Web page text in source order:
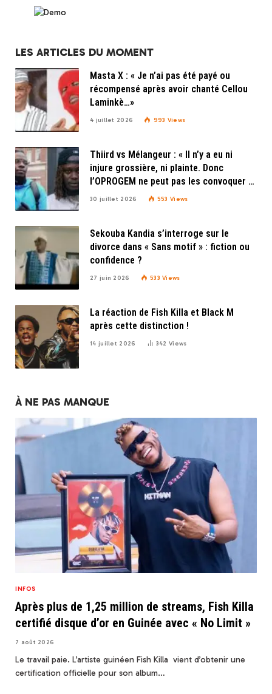
LES ARTICLES DU MOMENT
Masta X : « Je n’ai pas été payé ou
récompensé après avoir chanté Cellou
Laminkè…»
4 juillet 2026 993 Views
Thiird vs Mélangeur : « Il n’y a eu ni
injure grossière, ni plainte. Donc
l’OPROGEM ne peut pas les convoquer »,
explique Doudou Beny de l’OPROGEM
30 juillet 2026 553Views
Sekouba Kandia s’interroge sur le
divorce dans « Sans motif » : fiction ou
confidence ?
27 juin 2026 533Views
La réaction de Fish Killa et Black M
après cette distinction !
14 juillet 2026 342Views
À NE PAS MANQUE
INFOS
Après plus de 1,25 million de streams, Fish Killa
certifié disque d’or en Guinée avec « No Limit »
7 août 2026
Le travail paie. L’artiste guinéen Fish Killa vient d’obtenir une
certification officielle pour son album…